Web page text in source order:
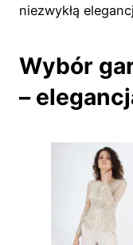
niezwykłą
Wybór
–